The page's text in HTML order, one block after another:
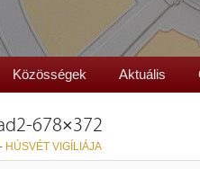
Közösségek Aktuális
678×372
- HÚSVÉT VIGÍLIÁJA